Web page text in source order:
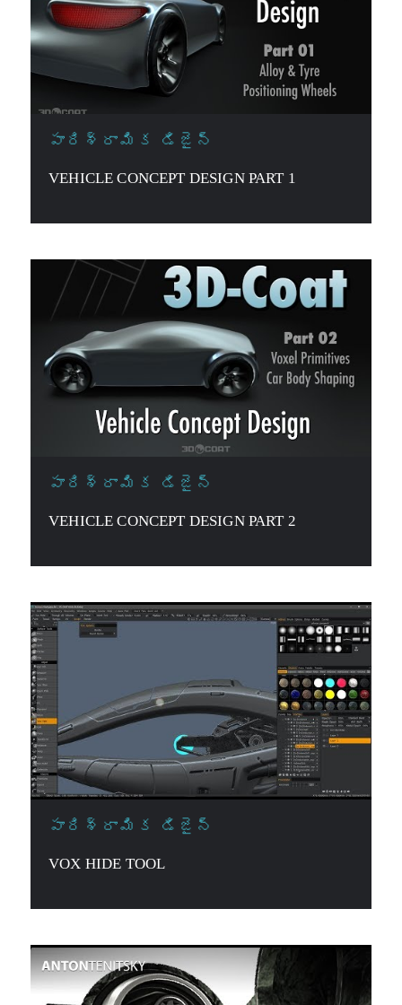
పారిశ్రామిక డిజైన్
VEHICLE CONCEPT DESIGN PART 1
పారిశ్రామిక డిజైన్
VEHICLE CONCEPT DESIGN PART 2
పారిశ్రామిక డిజైన్
VOX HIDE TOOL